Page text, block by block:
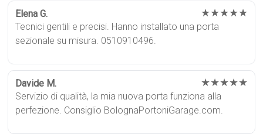
Elena G. ★★★★★
Tecnici gentili e precisi. Hanno installato una porta
sezionale su misura. 0510910496.
Davide M. ★★★★★
Servizio di qualità, la mia nuova porta funziona alla
perfezione. Consiglio BolognaPortoniGarage.com.